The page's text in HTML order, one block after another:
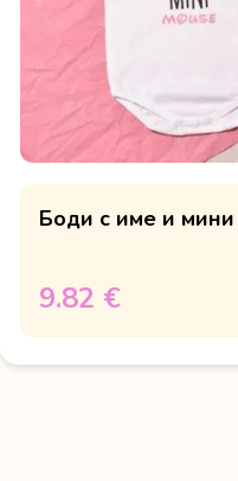
Боди с име и мини
9.82 €